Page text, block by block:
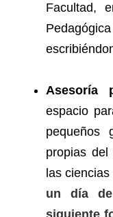
Facultad,
Asesoría
espacio
pequeños
propias del
las
un día de